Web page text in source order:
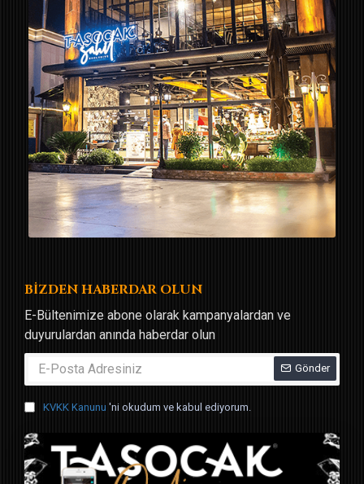
BİZDEN HABERDAR OLUN
E-Bültenimize abone olarak kampanyalardan ve
duyurulardan anında haberdar olun
Gönder
KVKK Kanunu 'ni okudum ve kabul ediyorum.